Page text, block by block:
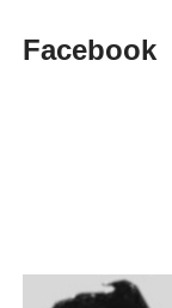
Facebook